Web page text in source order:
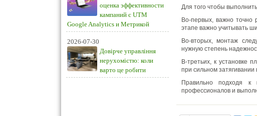
оценка эффективности
кампаний с UTM
Google Analytics и Метрикой
2026-07-30
Довірче управління
нерухомістю: коли
варто це робити
Для того чтобы
Во-первых, важно точно
этапе важно учитывать
Во-вторых, монтаж
нужную степень
В-третьих, к установке
при сильном
Правильно подходя
профессионалов и